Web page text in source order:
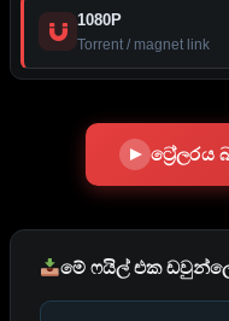
1080P
Torrent / magnet link
ට්‍රේලරය
මේ ෆයිල් එක